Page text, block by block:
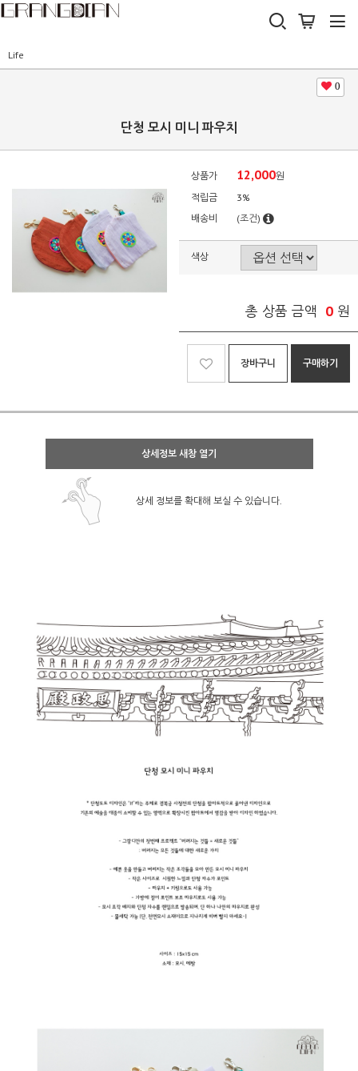
Life
0
단청 모시 미니 파우치
상품가 12,000원
적립금
3%
배송비
(조건)
색상
총 상품 금액 0 원
장바구니 구매하기
상세정보 새창 열기
상세 정보를 확대해 보실 수 있습니다.